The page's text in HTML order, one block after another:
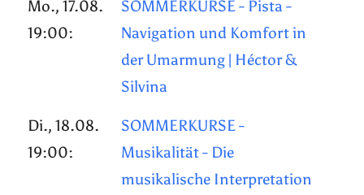
Mo., 17.08.
19:00:
SOMMERKURSE - Pista -
Navigation und Komfort in
der Umarmung | Héctor &
Silvina
Di., 18.08.
19:00:
SOMMERKURSE -
Musikalität - Die
musikalische Interpretation